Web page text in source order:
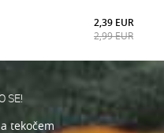
2,39 EUR
2,99EUR
SE!
tekočem